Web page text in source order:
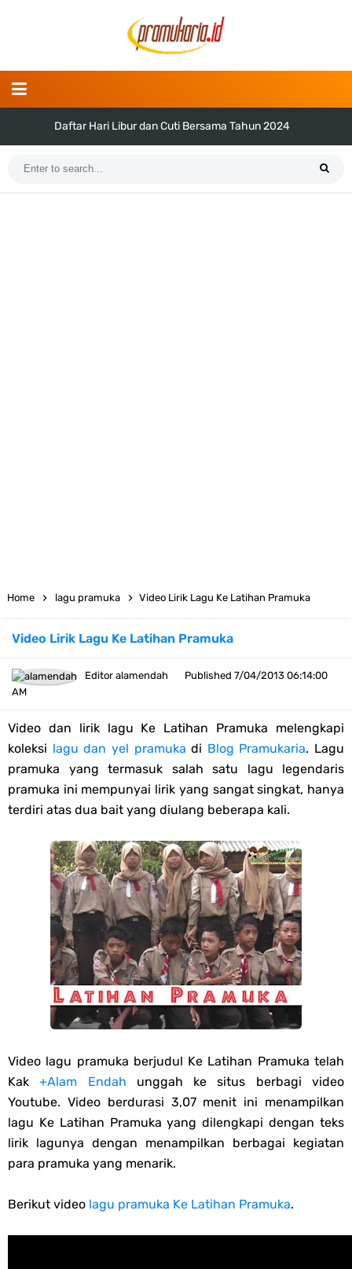
Daftar Hari Libur dan Cuti Bersama Tahun 2024
Tema dan Logo Hari Pramuka ke-62 Tahun 2023 (Png dan Vektor)
Edaran Karya Bakti Pramuka pada Idul Fitri 2023
Tema dan Logo HUT Ke-75 Kemerdekaan RI Tahun 2020
Edaran Kwarnas Tentang Hari Bapak Pramuka Indonesia
Gambar Ucapan Selamat Hari Bapak Pramuka Indonesia
12 April, Hari Bapak Pramuka Indonesia
Karaoke Lagu Cinta Sebatas Patok Tenda Full Lirik
Bingkai Foto Profil Selamat Maulid Nabi Muhammad SAW
Bingkai Foto Profil Hari Sumpah Pemuda
Tema dan Logo 63 Tahun Gerakan Pramuka (Hari Pramuka 2024)
Friday, 7 August
Home lagu pramuka Video Lirik Lagu Ke Latihan Pramuka
Video Lirik Lagu Ke Latihan Pramuka
Editor alamendah Published 7/04/2013 06:14:00
AM
Video dan lirik lagu Ke Latihan Pramuka melengkapi
koleksi lagu dan yel pramuka di Blog Pramukaria. Lagu
pramuka yang termasuk salah satu lagu legendaris
pramuka ini mempunyai lirik yang sangat singkat, hanya
terdiri atas dua bait yang diulang beberapa kali.
Video lagu pramuka berjudul Ke Latihan Pramuka telah
Kak+Alam Endah unggah ke situs berbagi video
Youtube. Video berdurasi 3,07 menit ini menampilkan
lagu Ke Latihan Pramuka yang dilengkapi dengan teks
lirik lagunya dengan menampilkan berbagai kegiatan
para pramuka yang menarik.
Berikut video lagu pramuka Ke Latihan Pramuka.